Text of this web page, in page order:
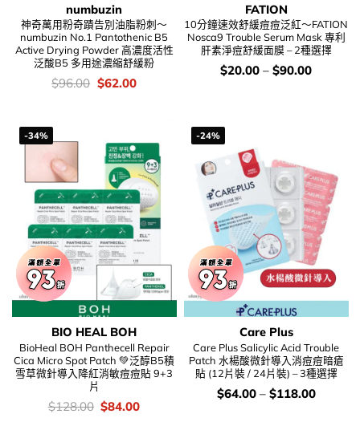
numbuzin
神奇萬用粉奇蹟告別油脂粉刺～
numbuzin No.1 Pantothenic B5
Active Drying Powder 高濃度活性
泛酸B5 多用途濃縮舒緩粉
價
$96.00 Original
$62.00Current
FATION
10分鐘速效舒緩痘痘泛紅～FATION
Nosca9 Trouble Serum Mask 專利
肝素淨痘舒緩面膜 – 2種選擇
價
$20.00 – $90.00
-34%
BIO HEAL BOH
BioHeal BOH Panthecell Repair
Cica Micro Spot Patch 💚泛醇B5積
雪草微針導入降紅消敏痘痘貼 9+3
片
價
錢：
$128.00 Original
price
$84.00Current
-24%
Care Plus
Care Plus Salicylic Acid Trouble
Patch 水楊酸微針導入消痘痘暗瘡
貼 (12片裝 / 24片裝) – 3種選擇
價
錢：
$64.00– $118.00